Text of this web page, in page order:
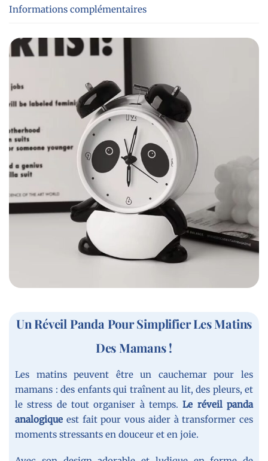
Informations complémentaires
Un Réveil Panda Pour Simplifier Les Matins
Des Mamans !
Les matins peuvent être un cauchemar pour les
mamans : des enfants qui traînent au lit, des pleurs, et
le stress de tout organiser à temps.Le réveil panda
analogique est fait pour vous aider à transformer ces
moments stressants en douceur et en joie.